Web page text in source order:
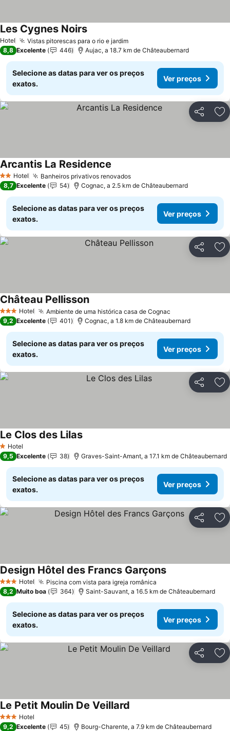
Hotel Vistas pitorescas para o rio e jardimVer preços
Les Cygnes NoirsVer preços
8,8 Excelente 446 Aujac, a 18.7 km de Châteaubernard
Selecione as datas para ver os preços
exatos.
Ver preços
Partilhar
2 Estrelas
Hotel Banheiros privativos renovadosVer preços
Arcantis La Residence
8,7 Excelente 54 Cognac, a 2.5 km de Châteaubernard
Selecione as datas para ver os preços
exatos.
Ver preços
Partilhar
3 EstrelasHotel Ambiente de uma histórica casa de Cognac
Château PellissonVer preços
9,2 Excelente 401 Cognac, a 1.8 km de Châteaubernard
Selecione as datas para ver os preços
exatos.
Ver preços
Partilhar
1 Estrelas
Hotel
Le Clos des LilasVer preços
9,5 Excelente 38 Graves-Saint-Amant, a 17.1 km de Châteaubernard
Selecione as datas para ver os preços
exatos.
Ver preços
Partilhar
3 EstrelasHotel Piscina com vista para igreja românica
Design Hôtel des Francs GarçonsVer preços
8,2 Muito boa 364 Saint-Sauvant, a 16.5 km de Châteaubernard
Selecione as datas para ver os preços
exatos.
Ver preços
Partilhar
3 EstrelasHotel
Le Petit Moulin De Veillard
9,2 Excelente 45 Bourg-Charente, a 7.9 km de Châteaubernard